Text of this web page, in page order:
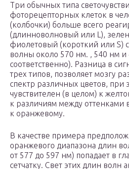
Три обычных типа
фоторецепторных клеток в
(колбочки) больше всего
(длинноволновый или L),
фиолетовый (короткий или S)
волны около 570 нм. , 540 нм и
соответственно). Разница в
трех типов, позволяет мозгу
спектр различных цветов, при
чувствителен (в целом) к
к различиям между оттенками
к оранжевому.
В качестве примера
оранжевого диапазона длин
от 577 до 597 нм) попадает в
сетчатку. Свет этих длин волн